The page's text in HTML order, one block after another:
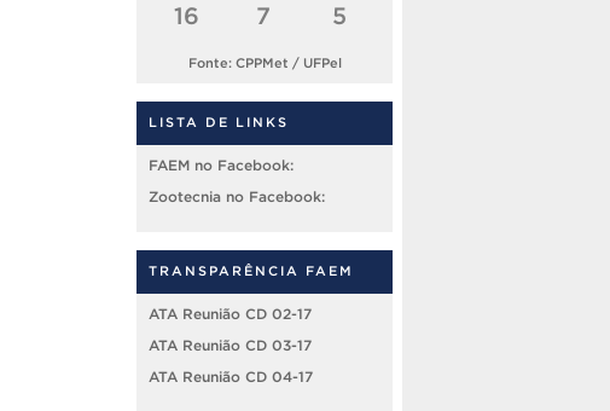
16
7
5
Fonte: CPPMet / UFPel
LISTA DE LINKS
FAEM no Facebook:
Zootecnia no Facebook:
TRANSPARÊNCIA FAEM
ATA Reunião CD 02-17
ATA Reunião CD 03-17
ATA Reunião CD 04-17